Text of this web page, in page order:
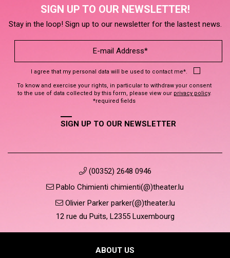
SIGN UP TO OUR NEWSLETTER!
Stay in the loop! Sign up to our newsletter for the lastest news.
I agree that my personal data will be used to contact me*.
To know and exercise your rights, in particular to withdraw your consent
to the use of data collected by this form, please view our privacy policy.
*required fields
SIGN UP TO OUR NEWSLETTER
(00352) 2648 0946
Pablo Chimienti chimienti(@)theater.lu
Olivier Parker parker(@)theater.lu
12 rue du Puits, L2355 Luxembourg
ABOUT US